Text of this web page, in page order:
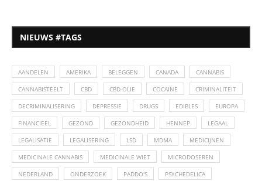
NIEUWS #TAGS
AANDELEN AMERIKA BELEGGEN CANADA CANNABIS
CANNABISTEELT CBD CBD-OLIE COCAINE CRIMINALITEIT
DECRIMINALISERING DEPRESSIE DRUGS EDIBLES EUROPA
FINANCIEEL GEZOND GEZONDHEID HENNEP LEGAAL
LEGALISATIE LEGALISERING LSD MDMA MEDICIJNEN
MEDICINALE CANNABIS MEDICINALE WIET MICRODOSEREN
NEDERLAND ONDERZOEK PADDO'S PSYCHEDELICA